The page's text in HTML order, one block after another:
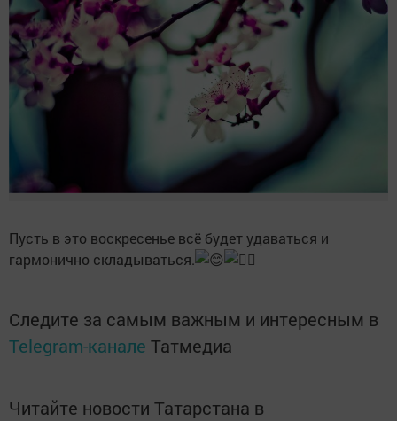
Пусть в это воскресенье всё будет удаваться и
гармонично складываться.
Следите за самым важным и интересным в
Telegram-канале Татмедиа
Читайте новости Татарстана в